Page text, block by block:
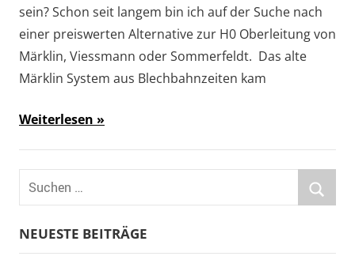
sein? Schon seit langem bin ich auf der Suche nach
einer preiswerten Alternative zur H0 Oberleitung von
Märklin, Viessmann oder Sommerfeldt. Das alte
Märklin System aus Blechbahnzeiten kam
Weiterlesen
Suchen
nach:
NEUESTE BEITRÄGE